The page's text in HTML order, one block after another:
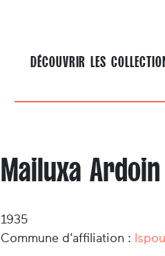
DÉCOUVRIR LES
Mailuxa Ardoin
1935
Commune d'affiliation :